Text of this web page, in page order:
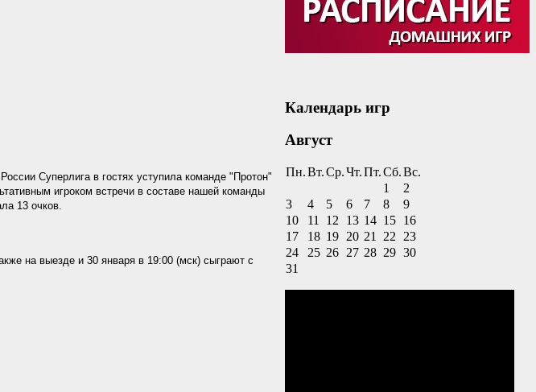
Суперлига в гостях уступила команде "Протон"
игроком встречи в составе нашей команды
13 очков.
на выезде и 30 января в 19:00 (мск) сыграют с
Календарь игр
Август
Пн.Вт.Ср.Чт.Пт.Сб.Вс.
1
2
3
4 5 6 7 8
9
10
11 12 13 14 15 16
17
18 19 20 21 22
23
24
25 26 27 28 29 30
31